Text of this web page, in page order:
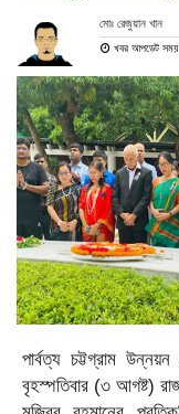
মোঃ রেজুয়ান খান
খবর আপডেট সময়
পার্বত্য চট্টগ্রাম
বৃহস্পতিবার (৩ আগষ্ট)